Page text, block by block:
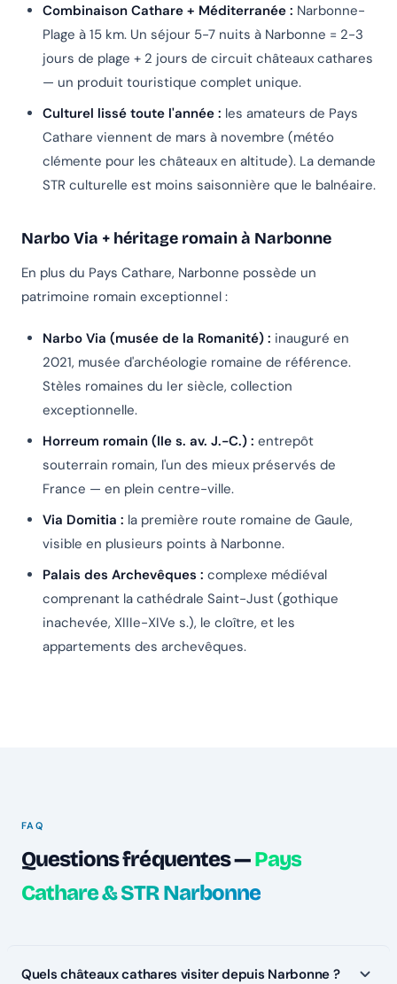
Combinaison Cathare + Méditerranée : Narbonne-
Plage à 15 km. Un séjour 5-7 nuits à Narbonne = 2-3
jours de plage + 2 jours de circuit châteaux cathares
— un produit touristique complet unique.
Culturel lissé toute l'année : les amateurs de Pays
Cathare viennent de mars à novembre (météo
clémente pour les châteaux en altitude). La demande
STR culturelle est moins saisonnière que le balnéaire.
Narbo Via + héritage romain à Narbonne
En plus du Pays Cathare, Narbonne possède un
patrimoine romain exceptionnel :
Narbo Via (musée de la Romanité) : inauguré en
2021, musée d'archéologie romaine de référence.
Stèles romaines du Ier siècle, collection
exceptionnelle.
Horreum romain (IIe s. av. J.-C.) : entrepôt
souterrain romain, l'un des mieux préservés de
France — en plein centre-ville.
Via Domitia : la première route romaine de Gaule,
visible en plusieurs points à Narbonne.
Palais des Archevêques : complexe médiéval
comprenant la cathédrale Saint-Just (gothique
inachevée, XIIIe-XIVe s.), le cloître, et les
appartements des archevêques.
FAQ
Questions fréquentes —Pays
Cathare & STR Narbonne
Quels châteaux cathares visiter depuis Narbonne ?